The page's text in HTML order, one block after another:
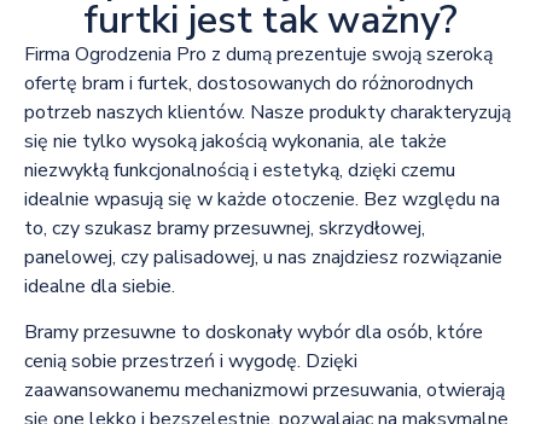
furtki jest tak ważny?
Firma Ogrodzenia Pro z dumą prezentuje swoją szeroką
ofertę bram i furtek, dostosowanych do różnorodnych
potrzeb naszych klientów. Nasze produkty charakteryzują
się nie tylko wysoką jakością wykonania, ale także
niezwykłą funkcjonalnością i estetyką, dzięki czemu
idealnie wpasują się w każde otoczenie. Bez względu na
to, czy szukasz bramy przesuwnej, skrzydłowej,
panelowej, czy palisadowej, u nas znajdziesz rozwiązanie
idealne dla siebie.
Bramy przesuwne to doskonały wybór dla osób, które
cenią sobie przestrzeń i wygodę. Dzięki
zaawansowanemu mechanizmowi przesuwania, otwierają